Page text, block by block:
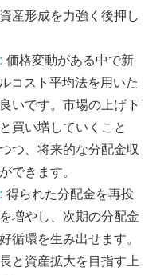
産形成を力強く後押し
価格変動がある中で新
コスト平均法を用いた
いです。市場の上げ下
買い増していくこと
つ、将来的な分配金収
できます。
得られた分配金を再投
増やし、次期の分配金
循環を生み出せます。
と資産拡大を目指す上